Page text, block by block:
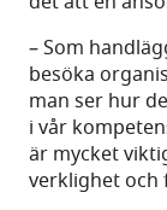
– Som
besöka
man ser hur
i vår
är mycket
verklighet och